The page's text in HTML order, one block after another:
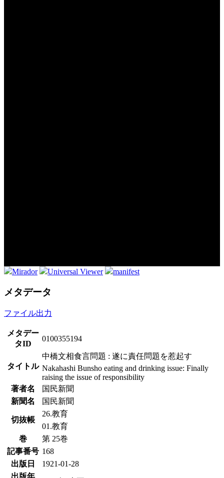
Mirador Universal Viewer manifest
メタデータ
ファイル出力
メタデー
タID
0100355194
タイトル
中橋文相食言問題 : 遂に責任問題を惹起す
Nakahashi Bunsho eating and drinking issue: Finally
raising the issue of responsibility
著者名
国民新聞
新聞名
国民新聞
切抜帳
26.教育
01.教育
巻
第 25巻
記事番号 168
出版日
1921-01-28
出版年